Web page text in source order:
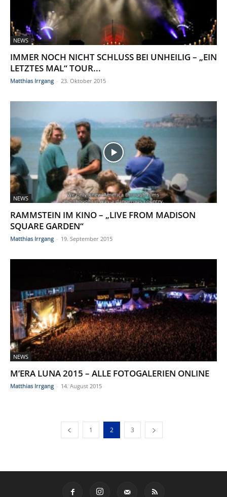
NEWS
IMMER NOCH NICHT SCHLUSS BEI UNHEILIG – „EIN
LETZTES MAL“ TOUR...
Matthias Irrgang - 23. Oktober 2015
NEWS
RAMMSTEIN IM KINO – „LIVE FROM MADISON
SQUARE GARDEN“
Matthias Irrgang - 19. September 2015
NEWS
M’ERA LUNA 2015 – ALLE FOTOGALERIEN ONLINE
Matthias Irrgang - 14. August 2015
1 2 3